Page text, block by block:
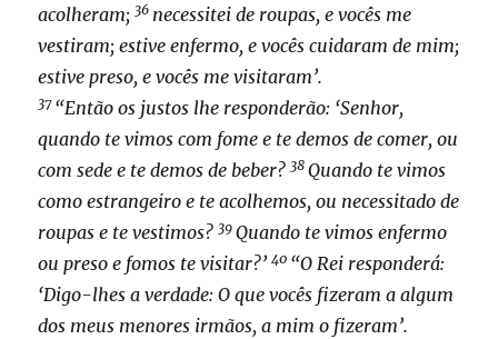
acolheram;36 necessitei de roupas, e vocês me
vestiram; estive enfermo, e vocês cuidaram de mim;
estive preso, e vocês me visitaram’.
37 “Então os justos lhe responderão: ‘Senhor,
quando te vimos com fome e te demos de comer, ou
com sede e te demos de beber?38Quando te vimos
como estrangeiro e te acolhemos, ou necessitado de
roupas e te vestimos?39Quando te vimos enfermo
ou preso e fomos te visitar?’40 “O Rei responderá:
‘Digo-lhes a verdade: O que vocês fizeram a algum
dos meus menores irmãos, a mim o fizeram’.